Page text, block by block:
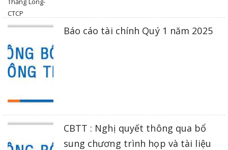
Báo cáo tài chính Quý 1 năm 2025
CBTT : Nghị quyết thông qua bổ
sung chương trình họp và tài liệu